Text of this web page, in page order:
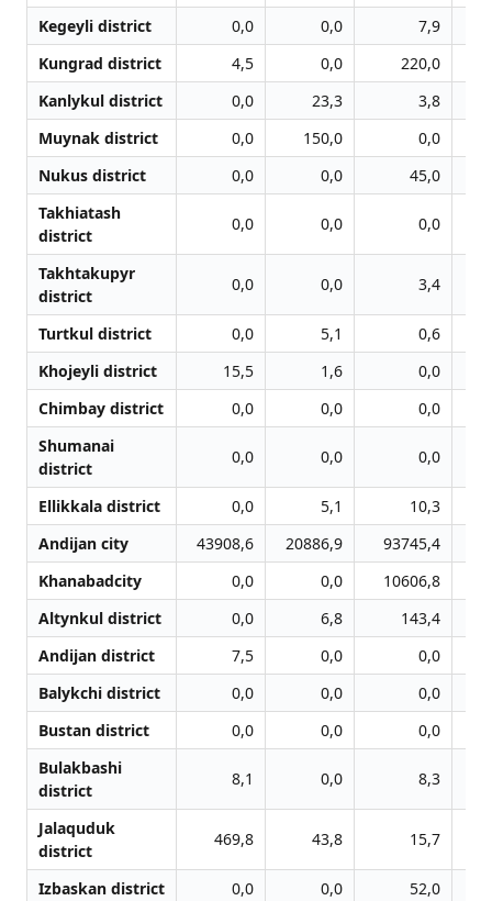
Kegeyli district 0,0 0,0
7,9
Kungrad district
4,5 0,0
220,0
Kanlykul district
0,0 23,3
3,8
Muynak district
0,0 150,0
0,0
Nukus district
0,0 0,0
45,0
Takhiatash
district
0,0 0,0 0,0
Takhtakupyr
district
0,0 0,0 3,4
Turtkul district 0,0 5,1
0,6
Khojeyli district
15,5 1,6
0,0
Chimbay district
0,0 0,0
0,0
Shumanai
district
0,0 0,0 0,0
Ellikkala district 0,0 5,1
10,3
Andijan city
43908,6 20886,9 93745,4
Khanabadcity
0,0 0,0
10606,8
Altynkul district
0,0 6,8
143,4
Andijan district
7,5 0,0
0,0
Balykchi district
0,0 0,0
0,0
Bustan district
0,0 0,0
0,0
Bulakbashi
district
8,1 0,0 8,3
Jalаquduk
district
469,8 43,8 15,7
Izbaskan district 0,0 0,0
52,0